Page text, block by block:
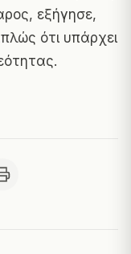
εξήγησε,
ότι υπάρχει